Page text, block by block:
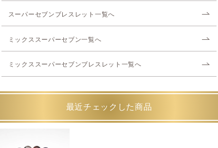
スーパーセブンブレスレット一覧へ
ミックススーパーセブン一覧へ
ミックススーパーセブンブレスレット一覧へ
最近チェックした商品